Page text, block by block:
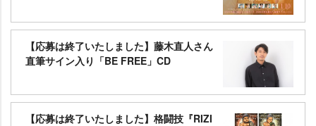
【応募は終了いたしました】藤木直人さん
直筆サイン入り「BE FREE」CD
【応募は終了いたしました】格闘技『RIZI